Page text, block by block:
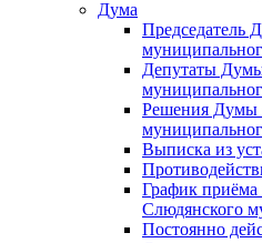
Дума
Председатель
Депутаты
Решения Думы
Выписка из
График
Слюдянского
Постоянно